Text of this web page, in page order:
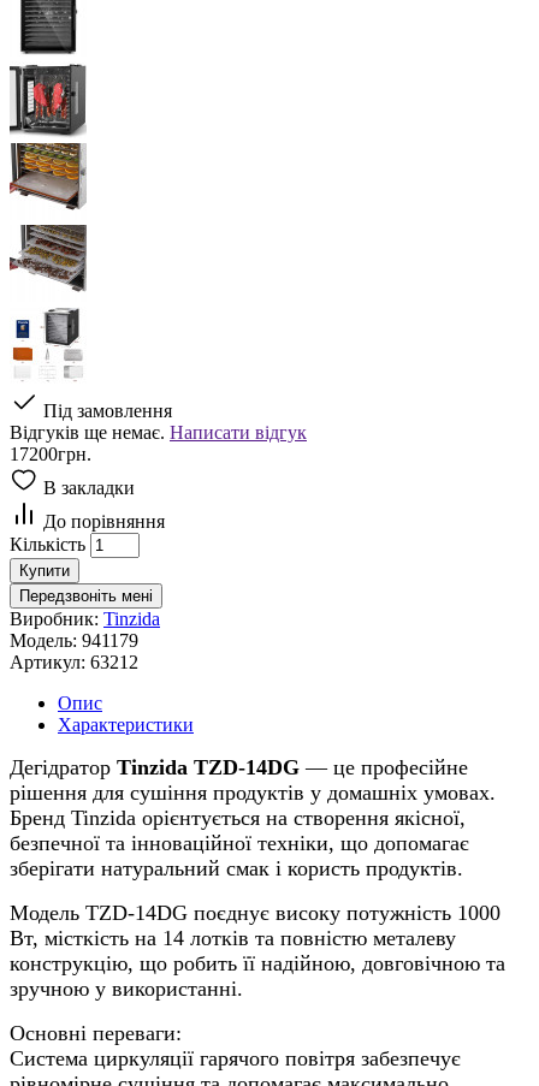
Під замовлення
Відгуків ще немає. Написати відгук
17200грн.
В закладки
До порівняння
Кількість
Купити
Передзвоніть мені
Виробник: Tinzida
Модель: 941179
Артикул: 63212
Опис
Характеристики
Дегідратор Tinzida TZD-14DG — це професійне
рішення для сушіння продуктів у домашніх умовах.
Бренд Tinzida орієнтується на створення якісної,
безпечної та інноваційної техніки, що допомагає
зберігати натуральний смак і користь продуктів.
Модель TZD-14DG поєднує високу потужність 1000
Вт, місткість на 14 лотків та повністю металеву
конструкцію, що робить її надійною, довговічною та
зручною у використанні.
Основні переваги:
Система циркуляції гарячого повітря забезпечує